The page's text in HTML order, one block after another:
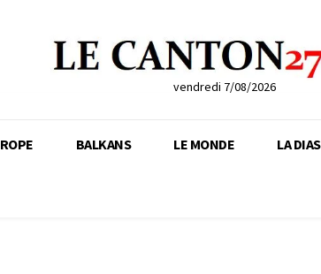
vendredi 7/08/2026
BALKANS LE MONDE LA